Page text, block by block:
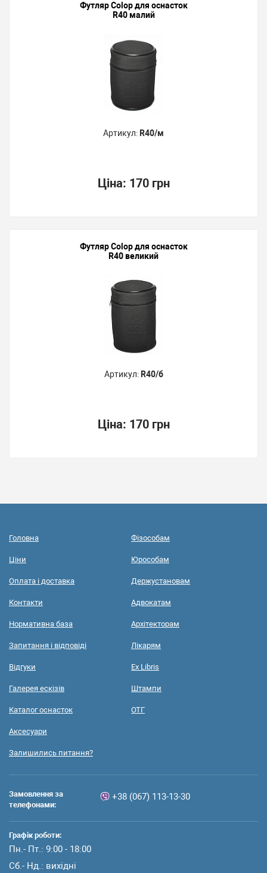
Футляр Colop для оснасток
R40 малий
Артикул: R40/м
Ціна: 170 грн
Футляр Colop для оснасток
R40 великий
Артикул: R40/б
Ціна: 170 грн
Головна
Ціни
Оплата і доставка
Контакти
Нормативна база
Запитання і відповіді
Відгуки
Галерея ескізів
Каталог оснасток
Аксесуари
Залишились питання?
Фізособам
Юрособам
Держустановам
Адвокатам
Архітекторам
Лікарям
Ex Libris
Штампи
ОТГ
Замовлення за
телефонами:
+38 (067) 113-13-30
Графік роботи:
Пн.- Пт.: 9:00 - 18:00
Сб.- Нд.: вихідні